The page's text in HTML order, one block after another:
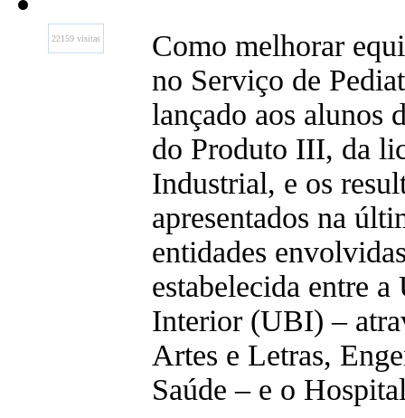
22159 visitas
Como melhorar
no Serviço de
lançado aos alunos
do Produto III, da
Industrial, e os
apresentados na
entidades
estabelecida entre
Interior (UBI) –
Artes e Letras,
Saúde – e o